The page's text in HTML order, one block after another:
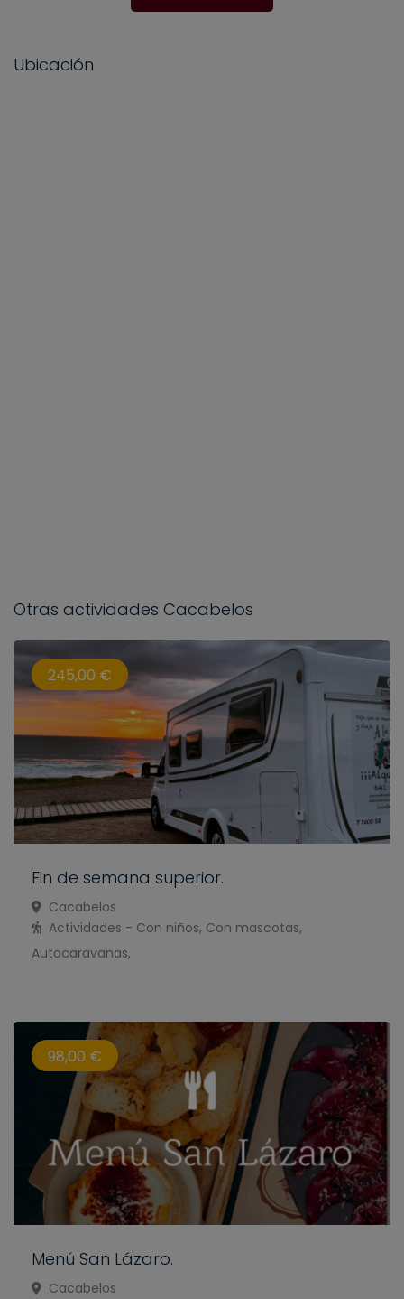
Ubicación
Otras actividades Cacabelos
245,00 €
Fin de semana superior.
Cacabelos
Actividades - Con niños, Con mascotas,
Autocaravanas,
98,00 €
Menú San Lázaro.
Cacabelos